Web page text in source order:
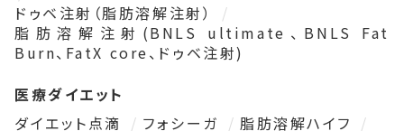
ドゥベ注射（脂肪溶解注射）
脂肪溶解注射(BNLS ultimate、BNLS Fat
Burn、FatX core、ドゥベ注射)
医療ダイエット
ダイエット点滴
フォシーガ
脂肪溶解ハイフ